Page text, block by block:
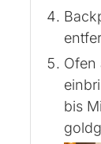
Ofen
bis